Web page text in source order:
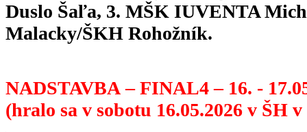
Duslo Šaľa, 3. MŠK IUVENTA
Malacky/ŠKH Rohožník.
NADSTAVBA – FINAL4 – 16. -
(hralo sa v sobotu 16.05.2026 v ŠH